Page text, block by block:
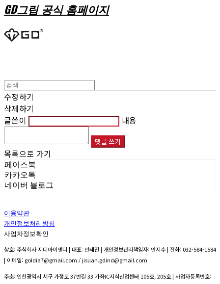
GD그립 공식 홈페이지
수정하기
삭제하기
글쓴이
내용
댓글 쓰기
목록으로 가기
페이스북
카카오톡
네이버 블로그
이용약관
개인정보처리방침
사업자정보확인
상호: 주식회사 지디아이앤디 | 대표: 안태진 | 개인정보관리책임자: 안지수 | 전화: 032-584-1584
| 이메일: goldia7@gmail.com / jisuan.gdind@gmail.com
주소: 인천광역시 서구 가정로 37번길 33 가좌IC지식산업센터 105호, 205호 | 사업자등록번호: